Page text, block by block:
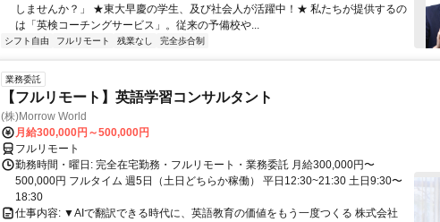
しませんか？」 ★東大早慶の学生、及び社会人が活躍中！★ 私たちが提供するの
は「英検コーチングサービス」。従来の予備校や...
シフト自由 フルリモート 残業なし 完全歩合制
業務委託
【フルリモート】英語学習コンサルタント
(株)Morrow World
月給300,000円～500,000円
フルリモート
勤務時間・曜日: 完全在宅勤務・フルリモート・業務委託 月給300,000円〜
500,000円 フルタイム 週5日（土日どちらか稼働） 平日12:30~21:30 土日9:30〜
18:30
仕事内容: ▼AIで翻訳できる時代に、英語教育の価値をもう一度つくる 株式会社